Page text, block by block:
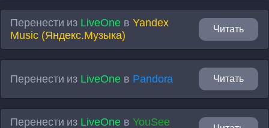
Перенести из LiveOneв Yandex
Music (Яндекс.Музыка)
Читать
Перенести из LiveOneв Pandora Читать
Перенести из LiveOneв YouSee